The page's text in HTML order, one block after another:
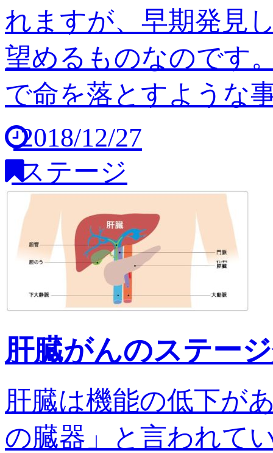
れますが、早期発見
望めるものなのです
で命を落とすような
2018/12/27
ステージ
肝臓がんのステー
肝臓は機能の低下が
の臓器」と言われて